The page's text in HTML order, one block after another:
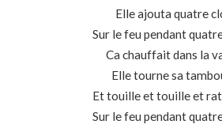
Elle ajouta quatre
Sur le feu pendant
Ca chauffait dans la
Elle tourne sa
Et touille et touille et
Sur le feu pendant